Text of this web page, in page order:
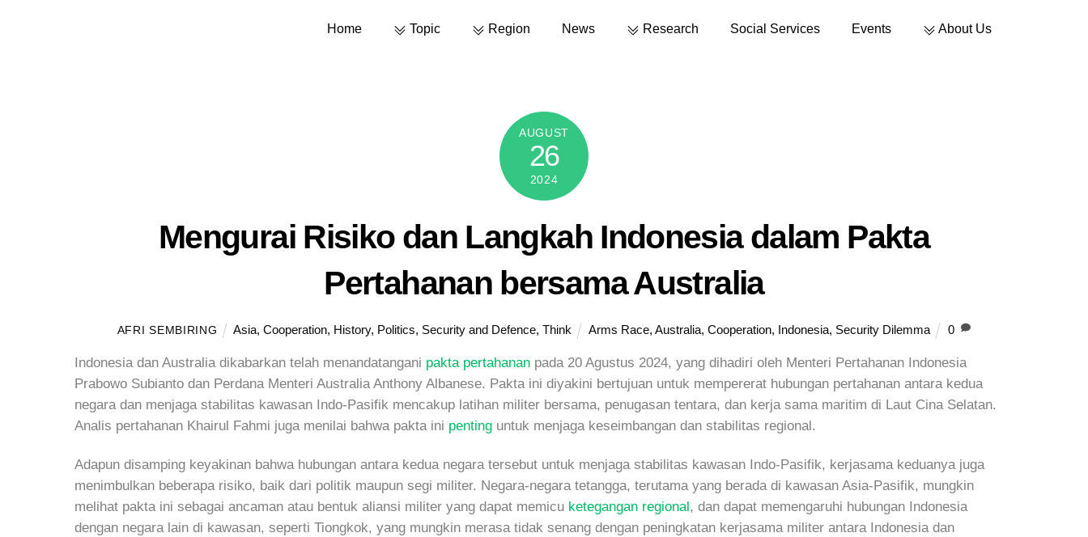
Home Topic Region News Research Social Services Events About Us
AUGUST
26
2024
Mengurai Risiko dan Langkah Indonesia dalam Pakta
Pertahanan bersama Australia
AFRI SEMBIRING Asia, Cooperation, History, Politics, Security and Defence, Think Arms Race, Australia, Cooperation, Indonesia, Security Dilemma 0
Indonesia dan Australia dikabarkan telah menandatangani pakta pertahanan pada 20 Agustus 2024, yang dihadiri oleh Menteri Pertahanan Indonesia
Prabowo Subianto dan Perdana Menteri Australia Anthony Albanese. Pakta ini diyakini bertujuan untuk mempererat hubungan pertahanan antara kedua
negara dan menjaga stabilitas kawasan Indo-Pasifik mencakup latihan militer bersama, penugasan tentara, dan kerja sama maritim di Laut Cina Selatan.
Analis pertahanan Khairul Fahmi juga menilai bahwa pakta ini penting untuk menjaga keseimbangan dan stabilitas regional.
Adapun disamping keyakinan bahwa hubungan antara kedua negara tersebut untuk menjaga stabilitas kawasan Indo-Pasifik, kerjasama keduanya juga
menimbulkan beberapa risiko, baik dari politik maupun segi militer. Negara-negara tetangga, terutama yang berada di kawasan Asia-Pasifik, mungkin
melihat pakta ini sebagai ancaman atau bentuk aliansi militer yang dapat memicu ketegangan regional, dan dapat memengaruhi hubungan Indonesia
dengan negara lain di kawasan, seperti Tiongkok, yang mungkin merasa tidak senang dengan peningkatan kerjasama militer antara Indonesia dan